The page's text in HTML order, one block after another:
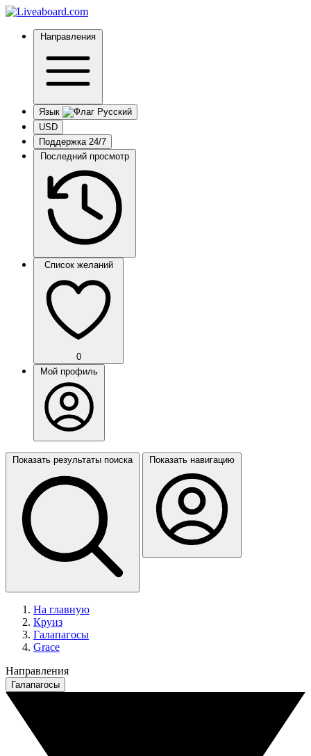
Направления
Язык
USD
Поддержка 24/7
Последний просмотр
Список желаний
0
Мой профиль
Показать результаты поиска Показать навигацию
На главную
Круиз
Галапагосы
Grace
Направления
Галапагосы